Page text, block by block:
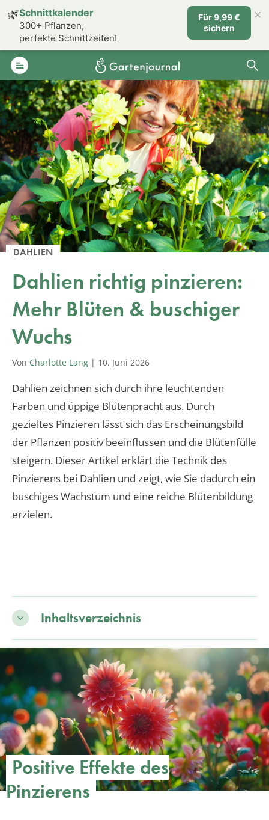
DAHLIEN
Dahlien richtig pinzieren:
Mehr Blüten & buschiger
Wuchs
Von Charlotte Lang | 10. Juni 2026
Dahlien zeichnen sich durch ihre leuchtenden
Farben und üppige Blütenpracht aus. Durch
gezieltes Pinzieren lässt sich das Erscheinungsbild
der Pflanzen positiv beeinflussen und die Blütenfülle
steigern. Dieser Artikel erklärt die Technik des
Pinzierens bei Dahlien und zeigt, wie Sie dadurch ein
buschiges Wachstum und eine reiche Blütenbildung
erzielen.
Inhaltsverzeichnis
Positive Effekte des
Pinzierens
🌿Schnittkalender
300+ Pflanzen,
perfekte Schnittzeiten!
Für 9,99 €
sichern
×